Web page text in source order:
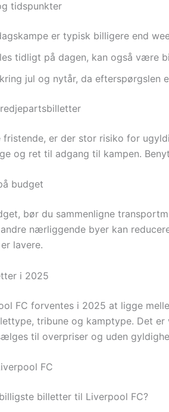
tidspunkter
er typisk billigere end
tidligt på dagen, kan også være
jul og nytår, da efterspørgslen
fristende, er der stor risiko for
og ret til adgang til kampen.
budget
bør du sammenligne
nærliggende byer kan
lavere.
i 2025
FC forventes i 2025 at ligge
tribune og kamptype. Det
til overpriser og uden
FC
billetter til Liverpool FC?